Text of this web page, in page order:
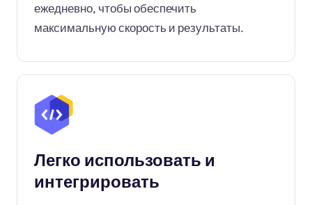
ежедневно, чтобы обеспечить
максимальную скорость и результаты.
Легко использовать и
интегрировать